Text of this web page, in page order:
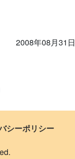
2008年08月31日
シーポリシー